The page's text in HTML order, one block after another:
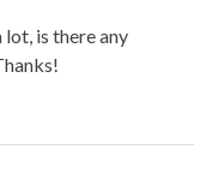
lot, is there any